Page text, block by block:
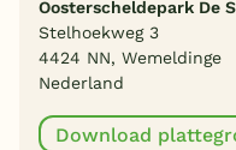
Oosterscheldepark De
Stelhoekweg 3
4424 NN, Wemeldinge
Nederland
Download